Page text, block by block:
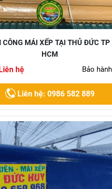
CÔNG MÁI XẾP TẠI THỦ ĐỨC TP
HCM
Liên hệ Bảo
Liên hệ: 0986 582 889